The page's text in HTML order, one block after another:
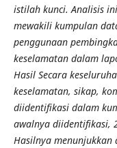
istilah kunci. Analisis
mewakili kumpulan
penggunaan
keselamatan dalam
Hasil Secara
keselamatan, sikap,
diidentifikasi dalam
awalnya diidentifikasi,
Hasilnya menunjukkan